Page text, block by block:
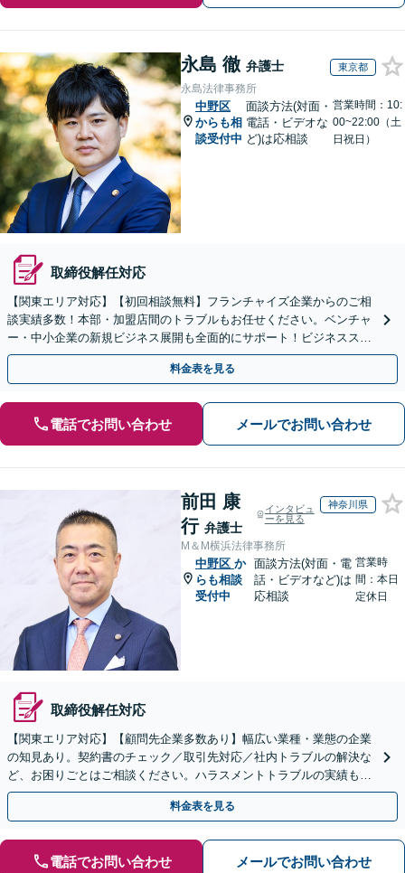
永島 徹 弁護士 東京都
永島法律事務所
中野区
からも相
談受付中
面談方法(対面・
電話・ビデオな
ど)は応相談
営業時間：10:
00~22:00（土
日祝日）
取締役解任対応
【関東エリア対応】【初回相談無料】フランチャイズ企業からのご相
談実績多数！本部・加盟店間のトラブルもお任せください。ベンチャ
ー・中小企業の新規ビジネス展開も全面的にサポート！ビジネススキ
ームの構築支援も！【夜間・休日相談可能】【完全個室】
料金表を見る
電話でお問い合わせ メールでお問い合わせ
前田 康
行 弁護士
インタビュ
ーを見る
神奈川県
M＆M横浜法律事務所
中野区 か
らも相談
受付中
面談方法(対面・電
話・ビデオなど)は
応相談
営業時
間：本日
定休日
取締役解任対応
【関東エリア対応】【顧問先企業多数あり】幅広い業種・業態の企業
の知見あり。契約書のチェック／取引先対応／社内トラブルの解決な
ど、お困りごとはご相談ください。ハラスメントトラブルの実績も多
く、研修等にも対応いたします【土日祝・当日対応可】
料金表を見る
電話でお問い合わせ メールでお問い合わせ